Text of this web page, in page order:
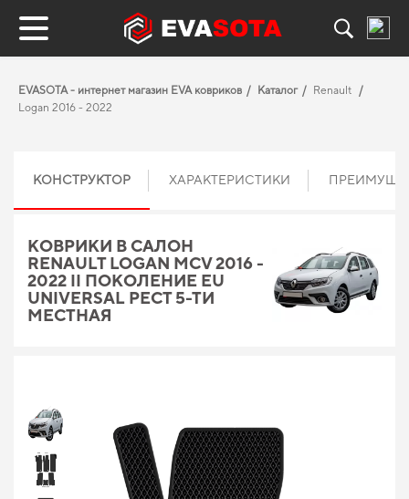
EVASOTA - интернет магазин EVA ковриков Каталог
Renault
Logan 2016 - 2022
КОНСТРУКТОР ХАРАКТЕРИСТИКИ
КОВРИКИ В САЛОН
RENAULT LOGAN MCV 2016 -
2022 II ПОКОЛЕНИЕ EU
UNIVERSAL РЕСТ 5-ТИ
МЕСТНАЯ